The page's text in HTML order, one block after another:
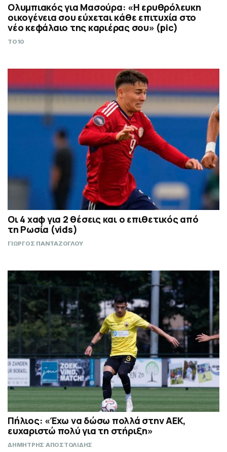
Ολυμπιακός για Μασούρα: «Η ερυθρόλευκη
οικογένεια σου εύχεται κάθε επιτυχία στο
νέο κεφάλαιο της καριέρας σου» (pic)
TO10
Οι 4 χαφ για 2 θέσεις και ο επιθετικός από
τη Ρωσία (vids)
ΓΙΩΡΓΟΣ ΠΑΝΤΑΖΟΓΛΟΥ
Πήλιος: «Έχω να δώσω πολλά στην ΑΕΚ,
ευχαριστώ πολύ για τη στήριξη»
ΔΗΜΗΤΡΗΣ ΑΠΟΣΤΟΛΙΔΗΣ